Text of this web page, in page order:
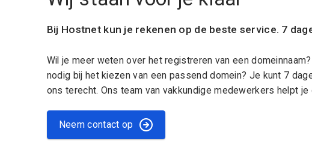
Bij Hostnet kun je rekenen op de beste service. 7
Wil je meer weten over het registreren van een
nodig bij het kiezen van een passend domein? Je kunt 7
ons terecht. Ons team van vakkundige medewerkers helpt je
Neem contact op